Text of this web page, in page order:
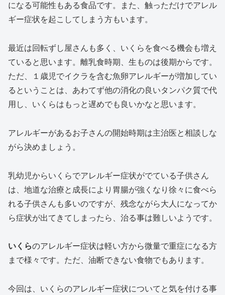
になる可能性もある食品です。また、触っただけでアレル
ギー症状を起こしてしまう方もいます。
最近は回転ずし屋さんも多く、いくらを食べる機会も増え
ていると思います。離乳食時期、生ものは後期からです。
ただ、１歳児でイクラを含む魚卵アレルギーが増加してい
るということは、あわてず他の消化の良いタンパク質で代
用し、いくらはもっと遅めでも良いかなと思います。
アレルギーがあるお子さんの開始時期は主治医と相談しな
がら決めましょう。
乳幼児からいくらでアレルギー症状がでている子供さん
は、地道な治療と成長により胃腸が強くなり徐々に食べら
れる子供さんも多いのですが、残念ながら大人になってか
ら症状が出てきてしまったら、治る事は難しいようです。
いくらのアレルギー症状は軽い方から微量で重症になる方
まで様々です。ただ、油断できない食物でもあります。
今回は、いくらのアレルギー症状についてと気を付ける事